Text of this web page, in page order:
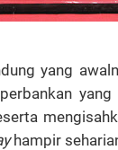
yang
hampir